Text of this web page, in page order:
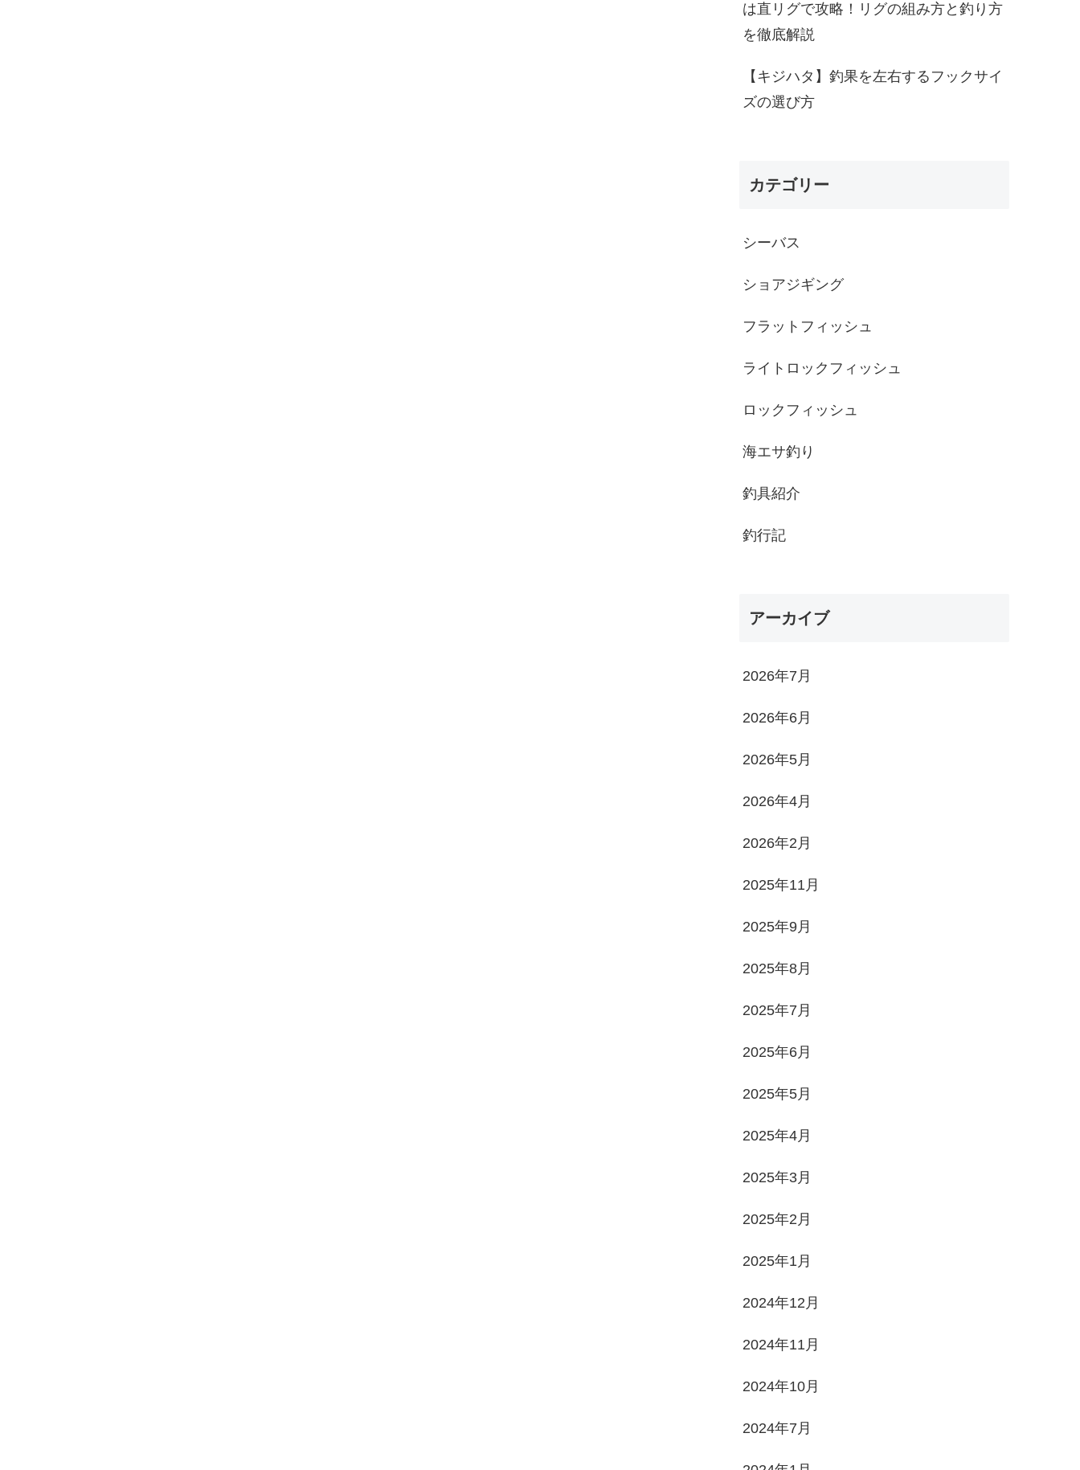
は直リグで攻略！リグの組み方と釣り方
を徹底解説
【キジハタ】釣果を左右するフックサイ
ズの選び方
カテゴリー
シーバス
ショアジギング
フラットフィッシュ
ライトロックフィッシュ
ロックフィッシュ
海エサ釣り
釣具紹介
釣行記
アーカイブ
2026年7月
2026年6月
2026年5月
2026年4月
2026年2月
2025年11月
2025年9月
2025年8月
2025年7月
2025年6月
2025年5月
2025年4月
2025年3月
2025年2月
2025年1月
2024年12月
2024年11月
2024年10月
2024年7月